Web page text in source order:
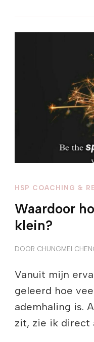
HSP COACHING &
Waardoor
klein?
DOOR CHUNGMEI
Vanuit mijn
geleerd hoe
ademhaling is.
zit, zie ik direct